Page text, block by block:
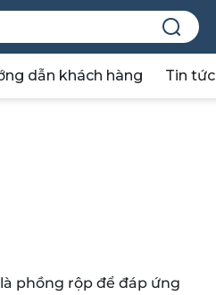
dẫn khách hàng Tin tức
phồng rộp để đáp ứng